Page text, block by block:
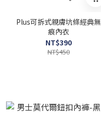
Plus可拆式親膚坑條經典無
痕內衣
NT$390
NT$450